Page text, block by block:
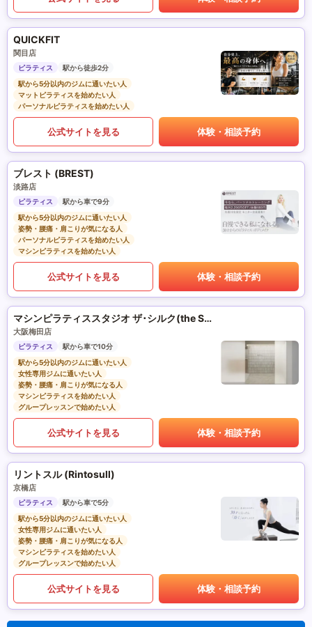
QUICKFIT
関目店
ピラティス
駅から徒歩2分
駅から5分以内のジムに通いたい人
マットピラティスを始めたい人
パーソナルピラティスを始めたい人
公式サイトを見る 体験・相談予約
ブレスト (BREST)
淡路店
ピラティス
駅から車で9分
駅から5分以内のジムに通いたい人
姿勢・腰痛・肩こりが気になる人
パーソナルピラティスを始めたい人
マシンピラティスを始めたい人
公式サイトを見る 体験・相談予約
マシンピラティススタジオ ザ･シルク(the SILK)
大阪梅田店
ピラティス
駅から車で10分
駅から5分以内のジムに通いたい人
女性専用ジムに通いたい人
姿勢・腰痛・肩こりが気になる人
マシンピラティスを始めたい人
グループレッスンで始めたい人
公式サイトを見る 体験・相談予約
リントスル (Rintosull)
京橋店
ピラティス
駅から車で5分
駅から5分以内のジムに通いたい人
女性専用ジムに通いたい人
姿勢・腰痛・肩こりが気になる人
マシンピラティスを始めたい人
グループレッスンで始めたい人
公式サイトを見る 体験・相談予約